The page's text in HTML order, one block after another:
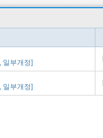
일부개정]
일부개정]